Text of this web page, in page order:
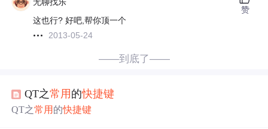
无聊找乐
这也行? 好吧,帮你顶一个
2013-05-24
赞
——到底了——
QT之常用 的快捷键
QT之常用 的快捷键